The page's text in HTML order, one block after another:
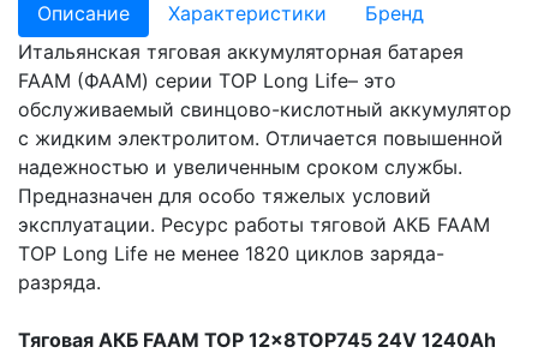
Описание Характеристики
Бренд
Итальянская тяговая аккумуляторная батарея
FAAM (ФААМ) серии TOP Long Life– это
обслуживаемый свинцово-кислотный аккумулятор
с жидким электролитом. Отличается повышенной
надежностью и увеличенным сроком службы.
Предназначен для особо тяжелых условий
эксплуатации. Ресурс работы тяговой АКБ FAAM
TOP Long Life не менее 1820 циклов заряда-
разряда.
Тяговая АКБ FAAM TOP 12x8TOP745 24V 1240Ah